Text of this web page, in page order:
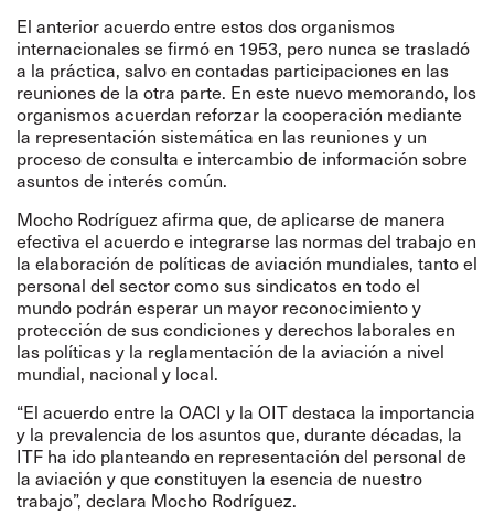
El anterior acuerdo entre estos dos organismos
internacionales se firmó en 1953, pero nunca se trasladó
a la práctica, salvo en contadas participaciones en las
reuniones de la otra parte. En este nuevo memorando, los
organismos acuerdan reforzar la cooperación mediante
la representación sistemática en las reuniones y un
proceso de consulta e intercambio de información sobre
asuntos de interés común.
Mocho Rodríguez afirma que, de aplicarse de manera
efectiva el acuerdo e integrarse las normas del trabajo en
la elaboración de políticas de aviación mundiales, tanto el
personal del sector como sus sindicatos en todo el
mundo podrán esperar un mayor reconocimiento y
protección de sus condiciones y derechos laborales en
las políticas y la reglamentación de la aviación a nivel
mundial, nacional y local.
“El acuerdo entre la OACI y la OIT destaca la importancia
y la prevalencia de los asuntos que, durante décadas, la
ITF ha ido planteando en representación del personal de
la aviación y que constituyen la esencia de nuestro
trabajo”, declara Mocho Rodríguez.